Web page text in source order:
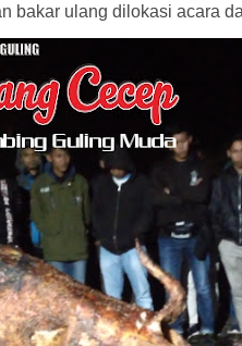
bakar ulang dilokasi acara